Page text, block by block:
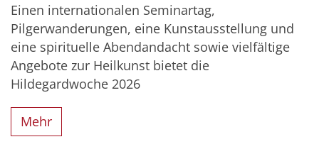
Einen internationalen Seminartag,
Pilgerwanderungen, eine Kunstausstellung und
eine spirituelle Abendandacht sowie vielfältige
Angebote zur Heilkunst bietet die
Hildegardwoche 2026
Mehr